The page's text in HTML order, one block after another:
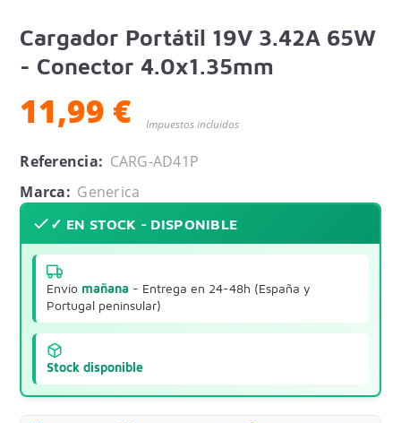
Cargador Portátil 19V 3.42A 65W
- Conector 4.0x1.35mm
11,99 € Impuestos incluidos
Referencia: CARG-AD41P
Marca: Generica
✓ EN STOCK - DISPONIBLE
Envío mañana - Entrega en 24-48h (España y
Portugal peninsular)
Stock disponible